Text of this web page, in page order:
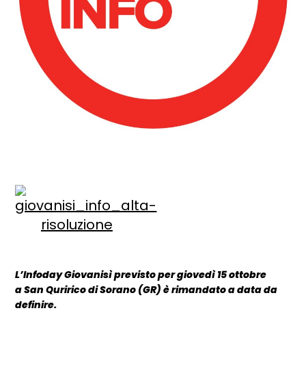
L’Infoday Giovanisì previsto per giovedì 15 ottobre
a San Quririco di Sorano (GR) è rimandato a data da
definire.